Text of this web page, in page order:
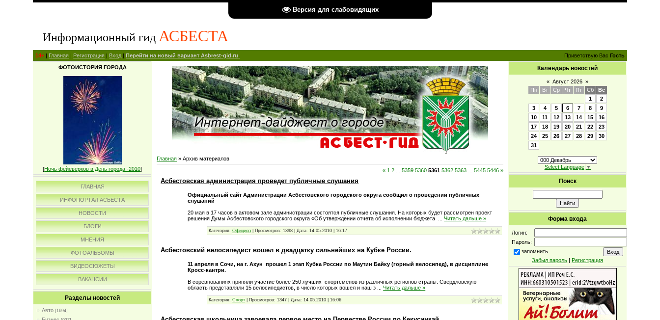
Версия для слабовидящих
Информационный гид АСБЕСТА
14+ | Главная | Регистрация | Вход |Перейти на новый вариант Asbrest-gid.ru Приветствую Вас Гость
ФОТОИСТОРИЯ ГОРОДА
[Ночь фейеверков в День города -2010]
ГЛАВНАЯ
ИНФОПОРТАЛ АСБЕСТА
НОВОСТИ
БЛОГИ
МНЕНИЯ
ФОТОАЛЬБОМЫ
ВИДЕОСЮЖЕТЫ
ВАКАНСИИ
Разделы новостей
Авто [1694]
Главная »Архив материалов
« 1 2 5359 5360 5361 5362 5363 5445 5446 »
Асбестовская администрация проведет публичные слушания
Официальный сайт Администрации Асбестовского городского округа сообщил о проведении публичных
слушаний
20 мая в 17 часов в актовом зале администрации состоятся публичные слушания. На которых будет рассмотрен проект
решения Думы Асбестовского городского округа «Об утверждении отчета об исполнении бюджета
...Читать дальше »
Категория: Официоз Просмотров: 1398 Дата: 14.05.2010 |16:17
Асбестовский велосипедист вошел в двадцатку сильнейших на Кубке России.
11 апреля в Сочи, на г. Ахун прошел 1 этап Кубка России по Маутин Байку (горный велосипед), в дисциплине
Кросс-кантри.
В соревнованиях приняли участие более 250 лучших спортсменов из различных регионов страны. Свердловскую
область представляли 15 велосипедистов, в число которых вошел и наш з
...Читать дальше »
Категория: Спорт Просмотров: 1347 Дата: 14.05.2010 |16:06
Календарь новостей
« Август 2026 »
Пн
Вт Ср Чт Пт Сб
Вс
1
2
3
4 5 6 7 8
9
10
11 12 13 14 15
16
17
18 19 20 21 22
23
24
25 26 27 28 29
30
31
Select Language ▼
Поиск
Форма входа
Логин:
Пароль:
запомнить
Забыл пароль | Регистрация